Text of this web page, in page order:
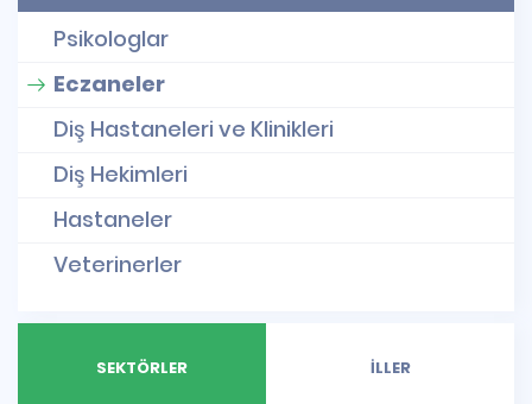
Psikologlar
Eczaneler
Diş Hastaneleri ve Klinikleri
Diş Hekimleri
Hastaneler
Veterinerler
SEKTÖRLER İLLER